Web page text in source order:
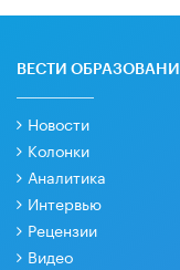
ВЕСТИ
Новости
Колонки
Аналитика
Интервью
Рецензии
Видео